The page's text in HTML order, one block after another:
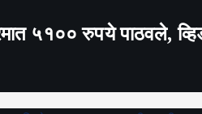
५१०० रुपये पाठवले,